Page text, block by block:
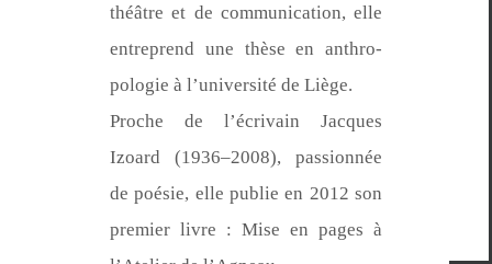
théâtre et de com­mu­ni­ca­tion, elle
entre­prend une thèse en anthro­
polo­gie à l’u­ni­ver­sité de Liège.
Proche de l’écrivain Jacques
Izoard (1936–2008), pas­sion­née
de poésie, elle pub­lie en 2012 son
pre­mier livre : Mise en pages à